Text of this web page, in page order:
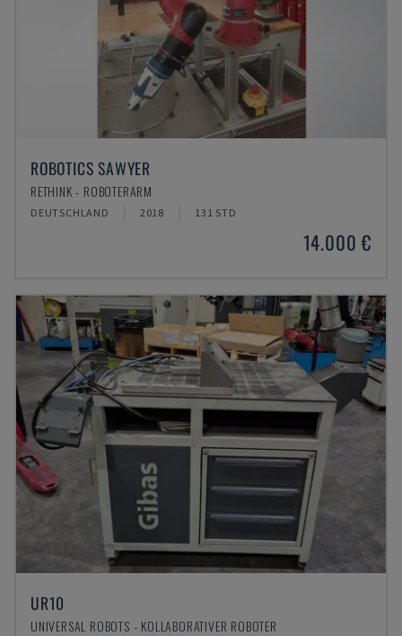
ROBOTICS SAWYER
RETHINK - ROBOTERARM
DEUTSCHLAND 2018 131 STD
14.000 €
UR10
UNIVERSAL ROBOTS - KOLLABORATIVER ROBOTER